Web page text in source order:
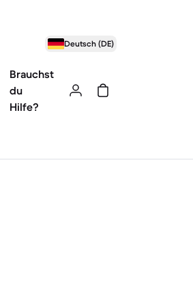
Deutsch (DE)
Brauchst
du
Hilfe?